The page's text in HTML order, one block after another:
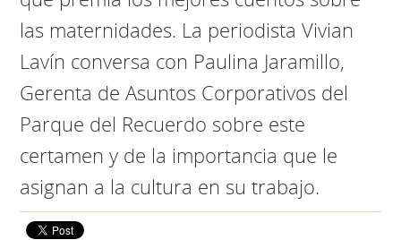
las maternidades. La periodista Vivian
Lavín conversa con Paulina Jaramillo,
Gerenta de Asuntos Corporativos del
Parque del Recuerdo sobre este
certamen y de la importancia que le
asignan a la cultura en su trabajo.